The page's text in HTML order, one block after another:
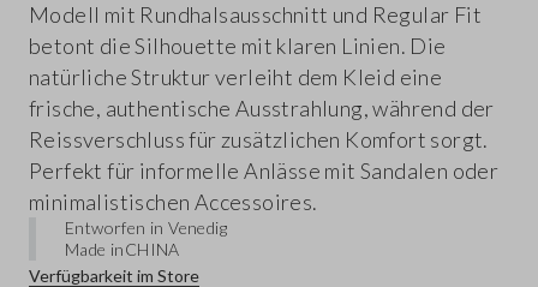
Modell mit Rundhalsausschnitt und Regular Fit
betont die Silhouette mit klaren Linien. Die
natürliche Struktur verleiht dem Kleid eine
frische, authentische Ausstrahlung, während der
Reissverschluss für zusätzlichen Komfort sorgt.
Perfekt für informelle Anlässe mit Sandalen oder
minimalistischen Accessoires.
Entworfen in Venedig
Made inCHINA
Verfügbarkeit im Store